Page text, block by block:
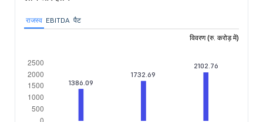
राजस्व EBITDA पैट
विवरण (रु. करोड़ में)